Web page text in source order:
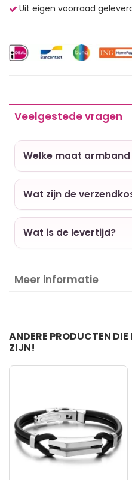
Uit eigen voorraad
Veelgestede vragen
Welke maat armband
Wat zijn de
Wat is de levertijd?
Meer informatie
ANDERE PRODUCTEN
ZIJN!